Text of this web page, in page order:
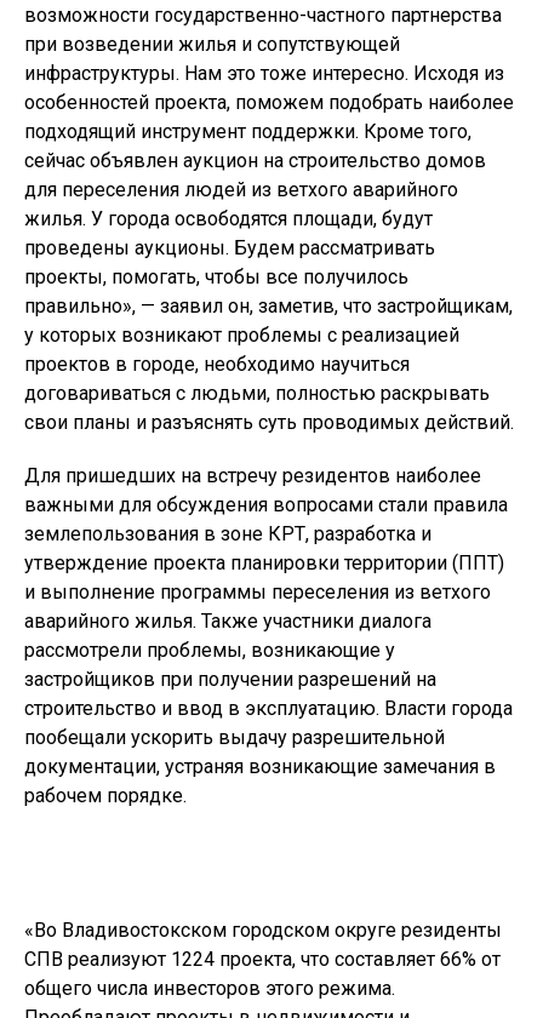
возможности государственно-частного партнерства
при возведении жилья и сопутствующей
инфраструктуры. Нам это тоже интересно. Исходя из
особенностей проекта, поможем подобрать наиболее
подходящий инструмент поддержки. Кроме того,
сейчас объявлен аукцион на строительство домов
для переселения людей из ветхого аварийного
жилья. У города освободятся площади, будут
проведены аукционы. Будем рассматривать
проекты, помогать, чтобы все получилось
правильно», — заявил он, заметив, что застройщикам,
у которых возникают проблемы с реализацией
проектов в городе, необходимо научиться
договариваться с людьми, полностью раскрывать
свои планы и разъяснять суть проводимых действий.
Для пришедших на встречу резидентов наиболее
важными для обсуждения вопросами стали правила
землепользования в зоне КРТ, разработка и
утверждение проекта планировки территории (ППТ)
и выполнение программы переселения из ветхого
аварийного жилья. Также участники диалога
рассмотрели проблемы, возникающие у
застройщиков при получении разрешений на
строительство и ввод в эксплуатацию. Власти города
пообещали ускорить выдачу разрешительной
документации, устраняя возникающие замечания в
рабочем порядке.
«Во Владивостокском городском округе резиденты
СПВ реализуют 1224 проекта, что составляет 66% от
общего числа инвесторов этого режима.